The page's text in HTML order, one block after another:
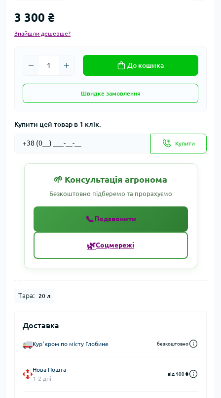
3 300 ₴
Знайшли дешевше?
До кошика
Швидке замовлення
Купити цей товар в 1 клік:
Купити
🌱 Консультація агронома
Безкоштовно підберемо та прорахуємо
📞Подзвонити
🌿Соцмережі
Тара: 20 л
Доставка
Курʼєром по місту Глобине безкоштовно
Нова Пошта
1-2 дні
від 100 ₴